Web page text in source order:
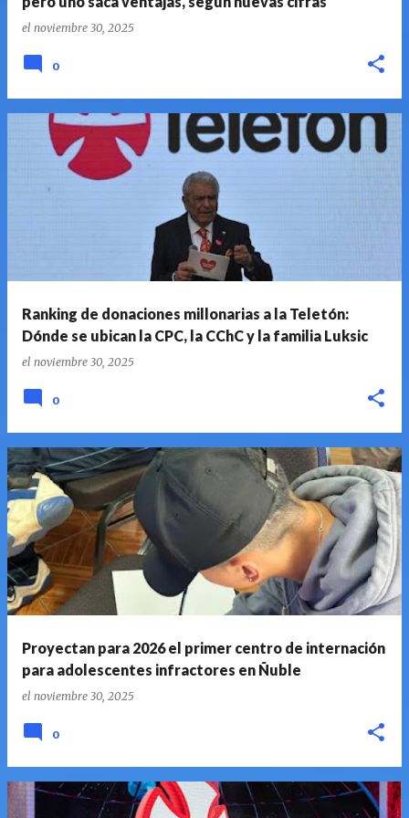
el noviembre 30, 2025
0
Ranking de donaciones millonarias a la Teletón:
Dónde se ubican la CPC, la CChC y la familia Luksic
el noviembre 30, 2025
0
Proyectan para 2026 el primer centro de internación
para adolescentes infractores en Ñuble
el noviembre 30, 2025
0